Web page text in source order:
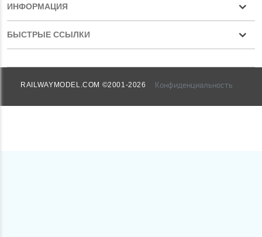
ИНФОРМАЦИЯ
БЫСТРЫЕ ССЫЛКИ
RAILWAYMODEL.COM ©2001-2026 Конфиденциальность